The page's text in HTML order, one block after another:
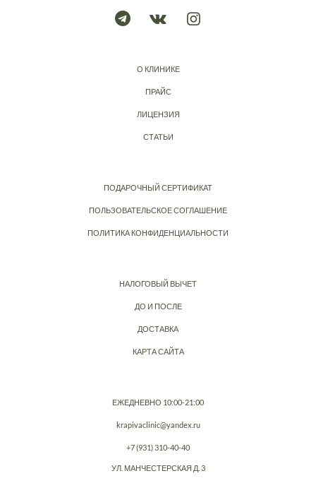
О КЛИНИКЕ
ПРАЙС
ЛИЦЕНЗИЯ
СТАТЬИ
ПОДАРОЧНЫЙ СЕРТИФИКАТ
ПОЛЬЗОВАТЕЛЬСКОЕ СОГЛАШЕНИЕ
ПОЛИТИКА КОНФИДЕНЦИАЛЬНОСТИ
НАЛОГОВЫЙ ВЫЧЕТ
ДО И ПОСЛЕ
ДОСТАВКА
КАРТА САЙТА
ЕЖЕДНЕВНО 10:00-21:00
krapivaclinic@yandex.ru
+7 (931) 310-40-40
УЛ. МАНЧЕСТЕРСКАЯ Д. 3